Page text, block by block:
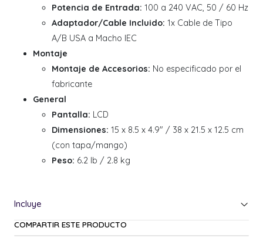
Potencia de Entrada: 100 a 240 VAC, 50 / 60 Hz
Adaptador/Cable Incluido: 1x Cable de Tipo
A/B USA a Macho IEC
Montaje
Montaje de Accesorios: No especificado por el
fabricante
General
Pantalla: LCD
Dimensiones: 15 x 8.5 x 4.9" / 38 x 21.5 x 12.5 cm
(con tapa/mango)
Peso: 6.2 lb / 2.8 kg
COMPARTIR ESTE PRODUCTO